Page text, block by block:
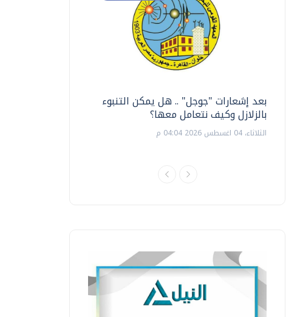
بعد إشعارات "جوجل" .. هل يمكن التنبوء
بالزلازل وكيف نتعامل معها؟
الثلاثاء، 04 اغسطس 2026 04:04 م